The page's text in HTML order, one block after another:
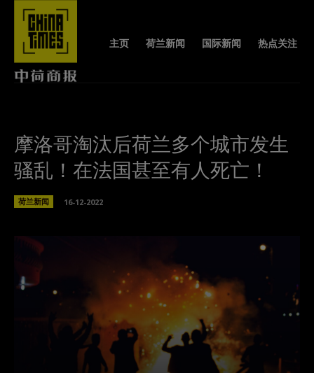
主页 荷兰新闻 国际新闻 热点关注
摩洛哥淘汰后荷兰多个城市发生
骚乱！在法国甚至有人死亡！
荷兰新闻 16-12-2022